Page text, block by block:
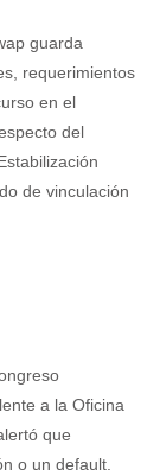
guarda
requerimientos
en el
del
de vinculación
a la Oficina
que
o un default.